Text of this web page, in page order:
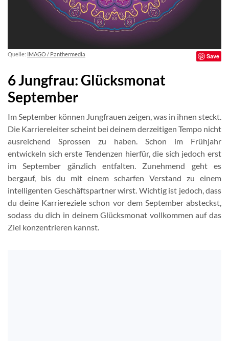
Quelle: IMAGO / Panthermedia Save
6 Jungfrau: Glücksmonat
September
Im September können Jungfrauen zeigen, was in ihnen steckt.
Die Karriereleiter scheint bei deinem derzeitigen Tempo nicht
ausreichend Sprossen zu haben. Schon im Frühjahr
entwickeln sich erste Tendenzen hierfür, die sich jedoch erst
im September gänzlich entfalten. Zunehmend geht es
bergauf, bis du mit einem scharfen Verstand zu einem
intelligenten Geschäftspartner wirst. Wichtig ist jedoch, dass
du deine Karriereziele schon vor dem September absteckst,
sodass du dich in deinem Glücksmonat vollkommen auf das
Ziel konzentrieren kannst.